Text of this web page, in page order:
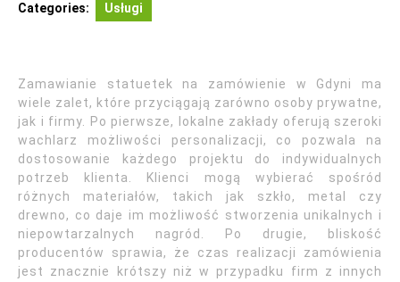
Categories: Usługi
Zamawianie statuetek na zamówienie w Gdyni ma
wiele zalet, które przyciągają zarówno osoby prywatne,
jak i firmy. Po pierwsze, lokalne zakłady oferują szeroki
wachlarz możliwości personalizacji, co pozwala na
dostosowanie każdego projektu do indywidualnych
potrzeb klienta. Klienci mogą wybierać spośród
różnych materiałów, takich jak szkło, metal czy
drewno, co daje im możliwość stworzenia unikalnych i
niepowtarzalnych nagród. Po drugie, bliskość
producentów sprawia, że czas realizacji zamówienia
jest znacznie krótszy niż w przypadku firm z innych